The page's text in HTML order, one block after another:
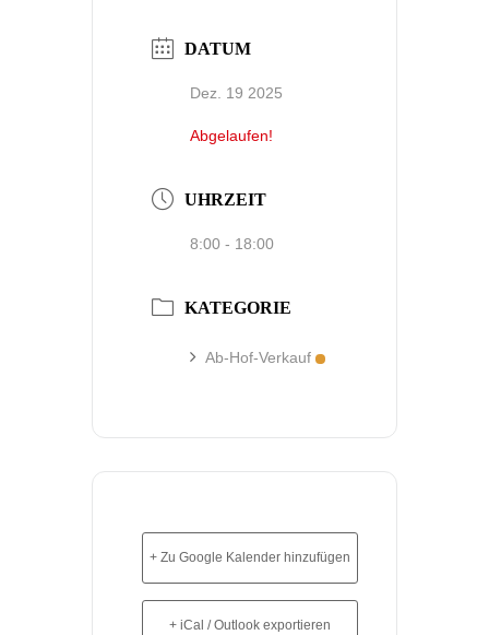
DATUM
Dez. 19 2025
Abgelaufen!
UHRZEIT
8:00 - 18:00
KATEGORIE
Ab-Hof-Verkauf
+ Zu Google Kalender hinzufügen
+ iCal / Outlook exportieren